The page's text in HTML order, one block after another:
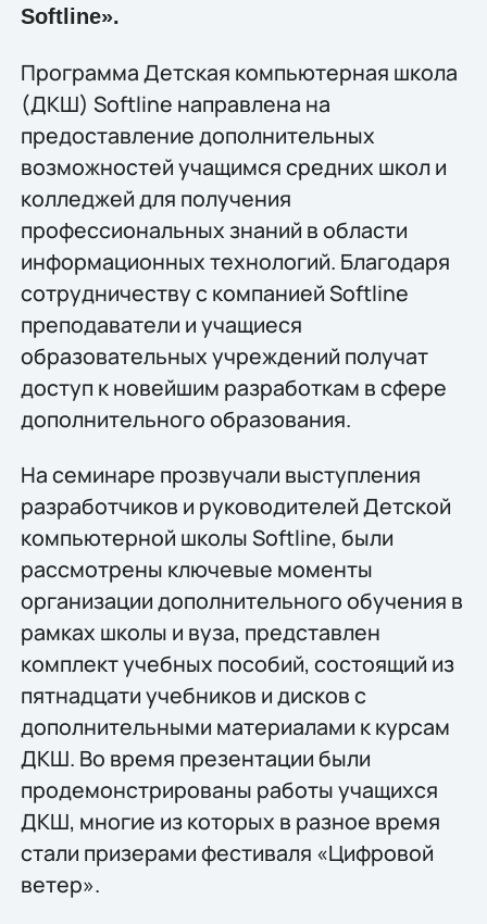
Softline».
Программа Детская компьютерная школа
(ДКШ) Softline направлена на
предоставление дополнительных
возможностей учащимся средних школ и
колледжей для получения
профессиональных знаний в области
информационных технологий. Благодаря
сотрудничеству с компанией Softline
преподаватели и учащиеся
образовательных учреждений получат
доступ к новейшим разработкам в сфере
дополнительного образования.
На семинаре прозвучали выступления
разработчиков и руководителей Детской
компьютерной школы Softline, были
рассмотрены ключевые моменты
организации дополнительного обучения в
рамках школы и вуза, представлен
комплект учебных пособий, состоящий из
пятнадцати учебников и дисков с
дополнительными материалами к курсам
ДКШ. Во время презентации были
продемонстрированы работы учащихся
ДКШ, многие из которых в разное время
стали призерами фестиваля «Цифровой
ветер».